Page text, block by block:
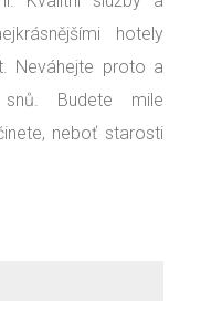
hotely
Neváhejte proto a
Budete mile
neboť starosti